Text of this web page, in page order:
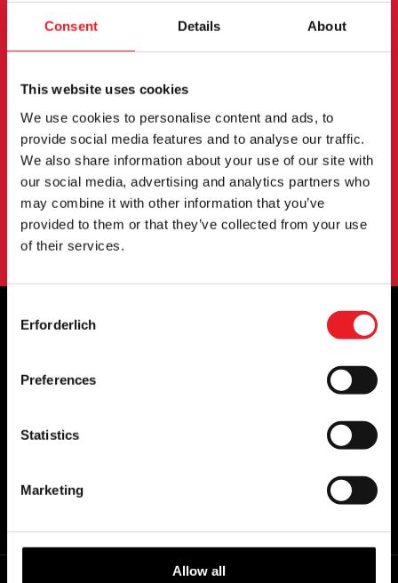
Consent Details About
This website uses cookies
We use cookies to personalise content and ads, to
provide social media features and to analyse our traffic.
We also share information about your use of our site with
our social media, advertising and analytics partners who
may combine it with other information that you’ve
provided to them or that they’ve collected from your use
of their services.
Selection
Erforderlich
Preferences
Statistics
Marketing
Allow all
ANMELDUNG ZUM
NEWSLETTER
Melden Sie sich an, um über neue Produkte,
Veranstaltungen und mehr informiert zu werden.
ANMELDUNG
Mit der Anmeldung zu unserem Newsletter erklären Sie sich mit
unserem
Datenschutzbestimmungen